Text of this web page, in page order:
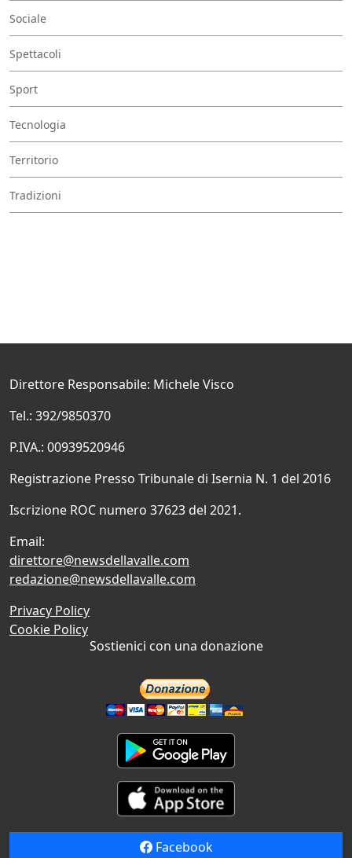
Sociale
Spettacoli
Sport
Tecnologia
Territorio
Tradizioni
Direttore Responsabile: Michele Visco
Tel.: 392/9850370
P.IVA.: 00939520946
Registrazione Presso Tribunale di Isernia N. 1 del 2016
Iscrizione ROC numero 37623 del 2021.
Email:
direttore@newsdellavalle.com
redazione@newsdellavalle.com
Privacy Policy
Cookie Policy
Sostienici con una donazione
Facebook